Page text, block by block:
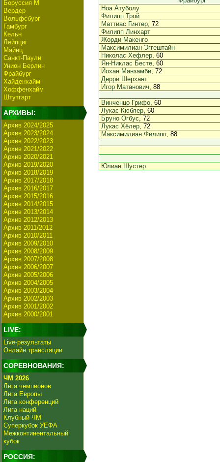
Боруссия М
Вердер
Вольфсбург
Гамбург
Кельн
Лейпциг
Майнц
Санкт-Паули
Унион Берлин
Фрайбург
Хайденхайм
Хоффенхайм
Штутгарт
АРХИВЫ:
Архив 2024/2025
Архив 2023/2024
Архив 2022/2023
Архив 2021/2022
Архив 2020/2021
Архив 2019/2020
Архив 2018/2019
Архив 2017/2018
Архив 2016/2017
Архив 2015/2016
Архив 2014/2015
Архив 2013/2014
Архив 2012/2013
Архив 2011/2012
Архив 2010/2011
Архив 2009/2010
Архив 2008/2009
Архив 2007/2008
Архив 2006/2007
Архив 2005/2006
Архив 2004/2005
Архив 2003/2004
Архив 2002/2003
Архив 2001/2002
Архив 2000/2001
LIVE:
Live-результаты
Онлайн трансляции
СОРЕВНОВАНИЯ:
ЧМ 2026
Лига чемпионов
Лига Европы
Лига конференций
Лига наций
Клубный ЧМ
Суперкубок УЕФА
Межконтинентальный
кубок
РОССИЯ:
Ноа Атуболу
Филипп Трой
Маттиас Гинтер, 72
Филипп Линхарт
Жорди Макенго
Максимилиан Эггештайн
Николас Хефлер, 60
Ян-Никлас Бесте, 60
Йохан Манзамби, 72
Дерри Шерхант
Игор Матанович, 88
Винченцо Грифо, 60
Лукас Кюблер, 60
Бруно Огбус, 72
Лукас Хёлер, 72
Максимилиан Филипп, 88
Юлиан Шустер